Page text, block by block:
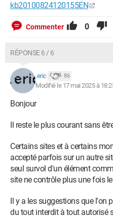
kb20100824120155EN
Commenter 0
RÉPONSE 6 / 6
.eric 86
Modifié le 17 mai 2025 à
Bonjour
Il reste le plus courant sans
Certains sites et à certains
accepté parfois sur un autre
seul survol d'un élément
site ne contrôle plus une fois
Il y a les suggestions que l'on
du tout interdit à tout autorisé